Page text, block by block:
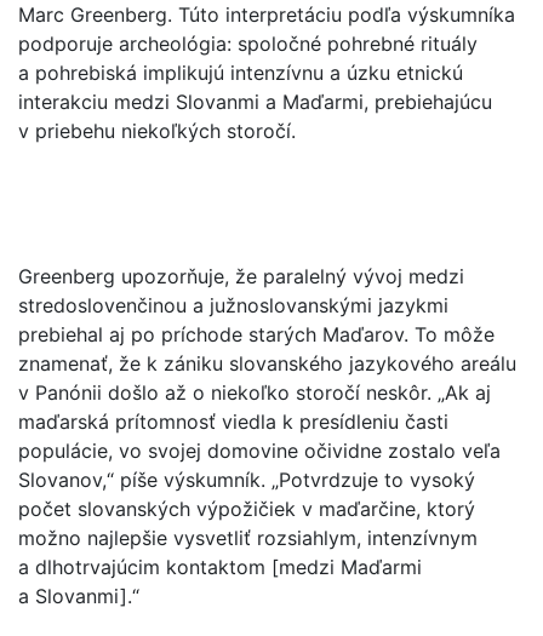
Marc Greenberg. Túto interpretáciu podľa výskumníka
podporuje archeológia: spoločné pohrebné rituály
a pohrebiská implikujú intenzívnu a úzku etnickú
interakciu medzi Slovanmi a Maďarmi, prebiehajúcu
v priebehu niekoľkých storočí.
Greenberg upozorňuje, že paralelný vývoj medzi
stredoslovenčinou a južnoslovanskými jazykmi
prebiehal aj po príchode starých Maďarov. To môže
znamenať, že k zániku slovanského jazykového areálu
v Panónii došlo až o niekoľko storočí neskôr. „Ak aj
maďarská prítomnosť viedla k presídleniu časti
populácie, vo svojej domovine očividne zostalo veľa
Slovanov,“ píše výskumník. „Potvrdzuje to vysoký
počet slovanských výpožičiek v maďarčine, ktorý
možno najlepšie vysvetliť rozsiahlym, intenzívnym
a dlhotrvajúcim kontaktom [medzi Maďarmi
a Slovanmi].“